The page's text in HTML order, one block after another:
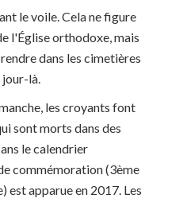
le voile. Cela ne figure
l'Église orthodoxe, mais
dans les cimetières
jour-là.
les croyants font
sont morts dans des
le calendrier
commémoration (3ème
est apparue en 2017. Les